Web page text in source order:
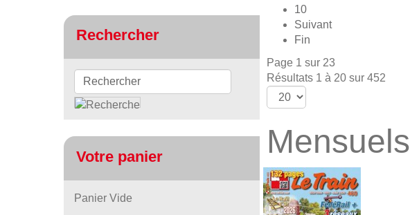
10
Suivant
Fin
Page 1 sur 23
Résultats 1 à 20 sur 452
Mensuels
Rechercher
Votre panier
Panier Vide